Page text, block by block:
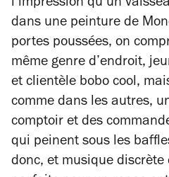
l’impression qu’un
dans une peinture de
portes poussées, on
même genre d’endroit,
et clientèle bobo cool,
comme dans les autres,
comptoir et des
qui peinent sous les
donc, et musique